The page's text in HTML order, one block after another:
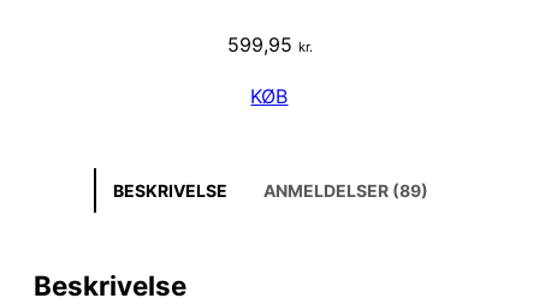
599,95 kr.
KØB
BESKRIVELSE ANMELDELSER (89)
Beskrivelse